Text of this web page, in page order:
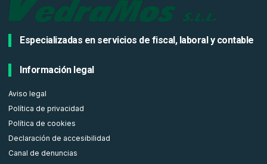
Especializadas en servicios de fiscal, laboral y contable
Información legal
Aviso legal
Política de privacidad
Política de cookies
Declaración de accesibilidad
Canal de denuncias